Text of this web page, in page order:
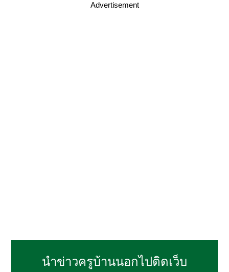
Advertisement
นำข่าวครูบ้านนอกไปติดเว็บ